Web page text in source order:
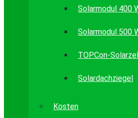
Solarmodul 400
Solarmodul 500
TOPCon-
Solardachziegel
Kosten